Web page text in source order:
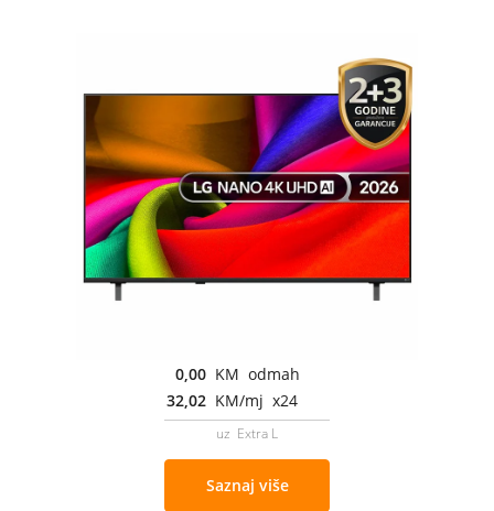
0,00 KM odmah
32,02 KM/mj x24
uz Extra L
Saznaj više